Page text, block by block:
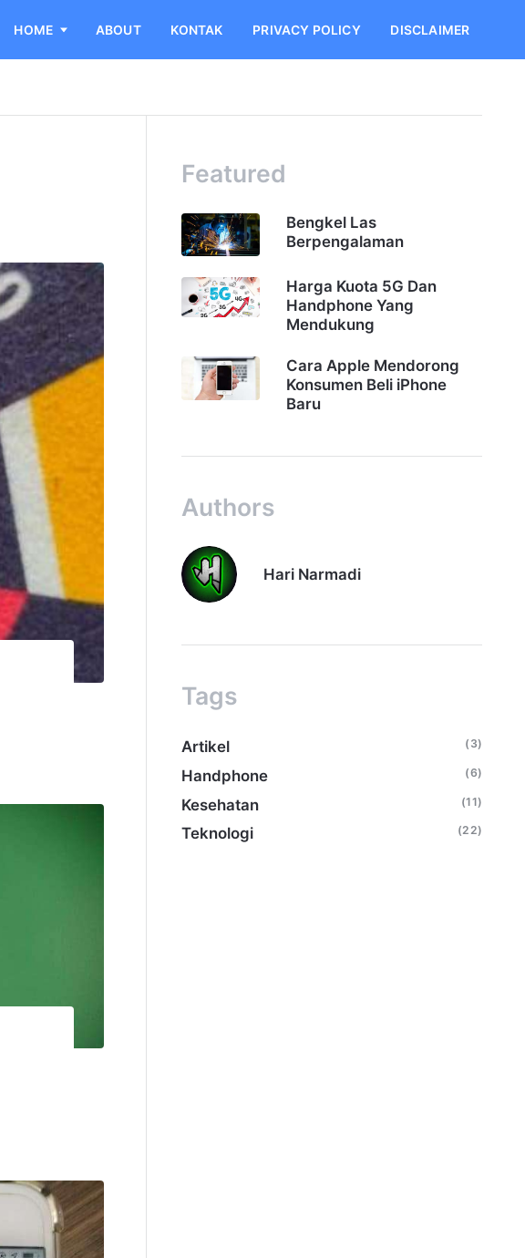
HOME ABOUT KONTAK PRIVACY POLICY DISCLAIMER
Featured
Bengkel Las
Berpengalaman
Harga Kuota 5G Dan
Handphone Yang
Mendukung
Cara Apple Mendorong
Konsumen Beli iPhone
Baru
Authors
Hari Narmadi
Tags
Artikel (3)
Handphone (6)
Kesehatan (11)
Teknologi (22)